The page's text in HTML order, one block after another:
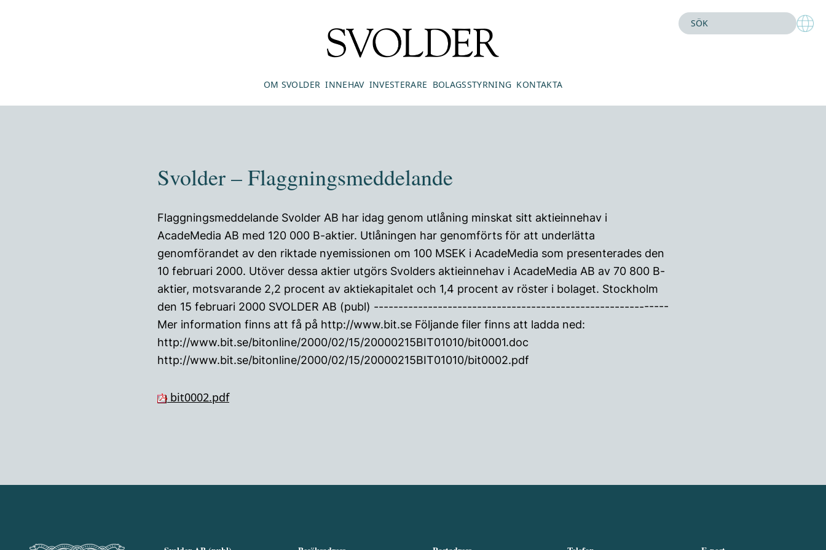
OM SVOLDER INNEHAV INVESTERARE BOLAGSSTYRNING KONTAKTA
Svolder – Flaggningsmeddelande
Flaggningsmeddelande Svolder AB har idag genom utlåning minskat sitt aktieinnehav i
AcadeMedia AB med 120 000 B-aktier. Utlåningen har genomförts för att underlätta
genomförandet av den riktade nyemissionen om 100 MSEK i AcadeMedia som presenterades den
10 februari 2000. Utöver dessa aktier utgörs Svolders aktieinnehav i AcadeMedia AB av 70 800 B-
aktier, motsvarande 2,2 procent av aktiekapitalet och 1,4 procent av röster i bolaget. Stockholm
den 15 februari 2000 SVOLDER AB (publ) ------------------------------------------------------------
Mer information finns att få på http://www.bit.se Följande filer finns att ladda ned:
http://www.bit.se/bitonline/2000/02/15/20000215BIT01010/bit0001.doc
http://www.bit.se/bitonline/2000/02/15/20000215BIT01010/bit0002.pdf
bit0002.pdf